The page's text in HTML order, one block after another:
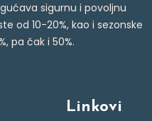
sigurnu i povoljnu
od 10-20%, kao i sezonske
pa čak i 50%.
Linkovi